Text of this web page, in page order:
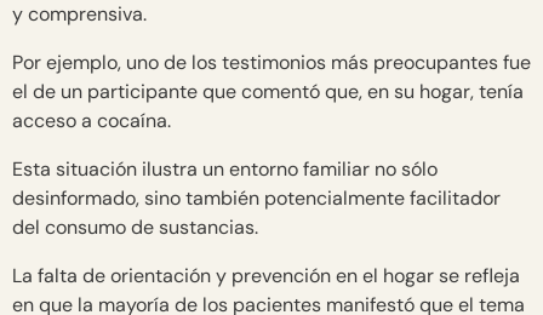
y comprensiva.
Por ejemplo, uno de los testimonios más preocupantes fue
el de un participante que comentó que, en su hogar, tenía
acceso a cocaína.
Esta situación ilustra un entorno familiar no sólo
desinformado, sino también potencialmente facilitador
del consumo de sustancias.
La falta de orientación y prevención en el hogar se refleja
en que la mayoría de los pacientes manifestó que el tema